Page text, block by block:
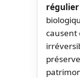
régulier
causent